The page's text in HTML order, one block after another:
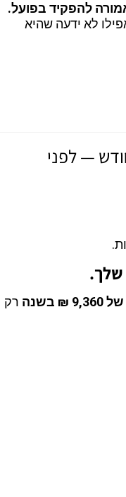
להפקיד בפועל.
לא ידעה שהיא
— לפני
שלך.
בשנה
רק